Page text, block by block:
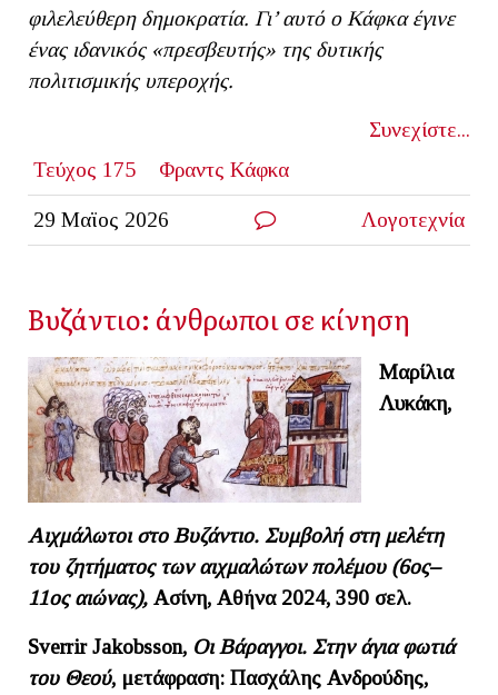
φιλελεύθερη δημοκρατία. Γι’ αυτό ο Κάφκα έγινε
ένας ιδανικός «πρεσβευτής» της δυτικής
πολιτισμικής υπεροχής.
Συνεχίστε...
Τεύχος 175
Φραντς Κάφκα
29 Μαϊος 2026 Λογοτεχνία
Βυζάντιο: άνθρωποι σε κίνηση
Μαρίλια
Λυκάκη,
Αιχμάλωτοι στο Βυζάντιο. Συμβολή στη μελέτη
του ζητήματος των αιχμαλώτων πολέμου (6ος–
11ος αιώνας), Ασίνη, Αθήνα 2024, 390 σελ.
Sverrir Jakobsson, Οι Βάραγγοι. Στην άγια φωτιά
του Θεού, μετάφραση: Πασχάλης Ανδρούδης,